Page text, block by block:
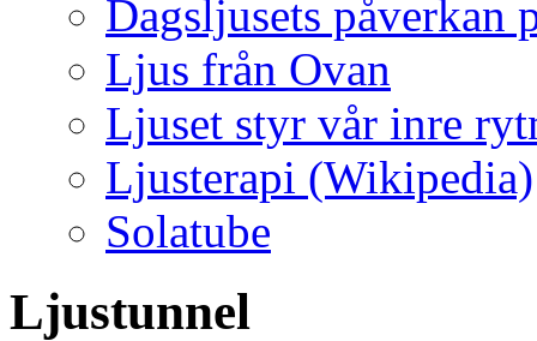
Dagsljusets påverkan
Ljus från Ovan
Ljuset styr vår inre
Ljusterapi (Wikipedia)
Solatube
Ljustunnel